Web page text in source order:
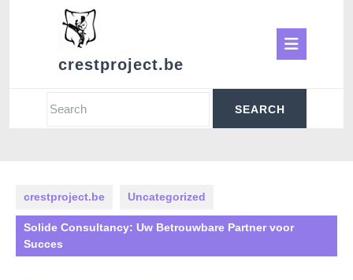
crestproject.be
Search
crestproject.be Uncategorized
Solide Consultancy: Uw Betrouwbare Partner voor
Succes